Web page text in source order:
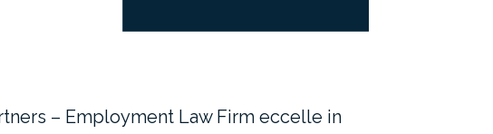
– Employment Law Firm eccelle in